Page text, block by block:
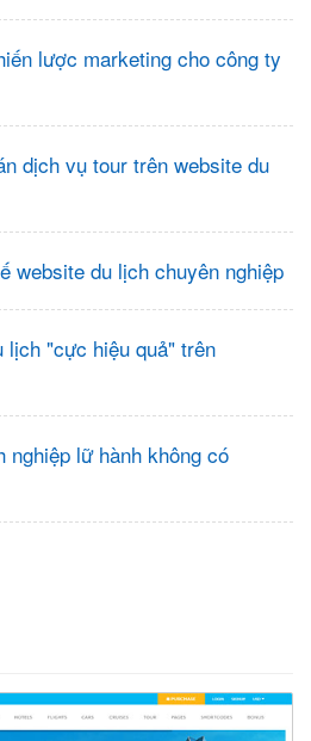
lược marketing cho công ty
dịch vụ tour trên website du
website du lịch chuyên nghiệp
lịch "cực hiệu quả" trên
nghiệp lữ hành không có